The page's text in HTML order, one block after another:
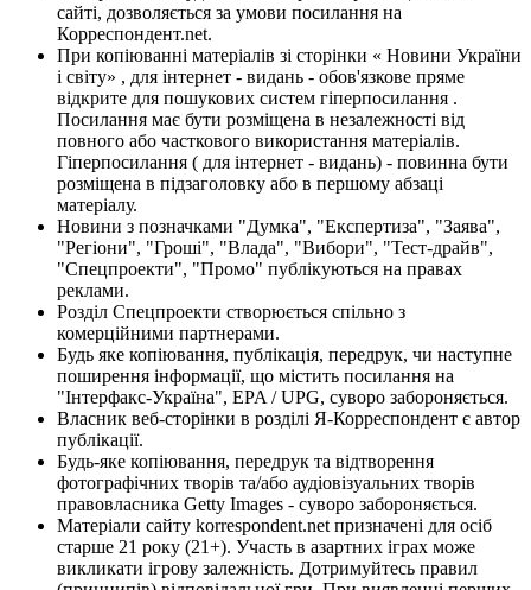
сайті, дозволяється за умови посилання на
Корреспондент.net.
При копіюванні матеріалів зі сторінки « Новини України
і світу» , для інтернет - видань - обов'язкове пряме
відкрите для пошукових систем гіперпосилання .
Посилання має бути розміщена в незалежності від
повного або часткового використання матеріалів.
Гіперпосилання ( для інтернет - видань) - повинна бути
розміщена в підзаголовку або в першому абзаці
матеріалу.
Новини з позначками "Думка", "Експертиза", "Заява",
"Регіони", "Гроші", "Влада", "Вибори", "Тест-драйв",
"Спецпроекти", "Промо" публікуються на правах
реклами.
Розділ Спецпроекти створюється спільно з
комерційними партнерами.
Будь яке копіювання, публікація, передрук, чи наступне
поширення інформації, що містить посилання на
"Інтерфакс-Україна", EPA / UPG, суворо забороняється.
Власник веб-сторінки в розділі Я-Корреспондент є автор
публікації.
Будь-яке копіювання, передрук та відтворення
фотографічних творів та/або аудіовізуальних творів
правовласника Getty Images - суворо забороняється.
Матеріали сайту korrespondent.net призначені для осіб
старше 21 року (21+). Участь в азартних іграх може
викликати ігрову залежність. Дотримуйтесь правил